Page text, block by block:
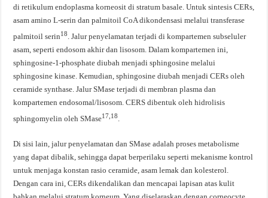
di retikulum endoplasma korneosit di stratum basale. Untuk sintesis CERs,
asam amino L-serin dan palmitoil CoA dikondensasi melalui transferase
palmitoil serin18. Jalur penyelamatan terjadi di kompartemen subseluler
asam, seperti endosom akhir dan lisosom. Dalam kompartemen ini,
sphingosine-1-phosphate diubah menjadi sphingosine melalui
sphingosine kinase. Kemudian, sphingosine diubah menjadi CERs oleh
ceramide synthase. Jalur SMase terjadi di membran plasma dan
kompartemen endosomal/lisosom. CERS dibentuk oleh hidrolisis
sphingomyelin oleh SMase17,18.
Di sisi lain, jalur penyelamatan dan SMase adalah proses metabolisme
yang dapat dibalik, sehingga dapat berperilaku seperti mekanisme kontrol
untuk menjaga konstan rasio ceramide, asam lemak dan kolesterol.
Dengan cara ini, CERs dikendalikan dan mencapai lapisan atas kulit